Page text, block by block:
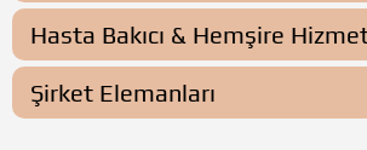
Hasta Bakıcı & Hemşire
Şirket Elemanları